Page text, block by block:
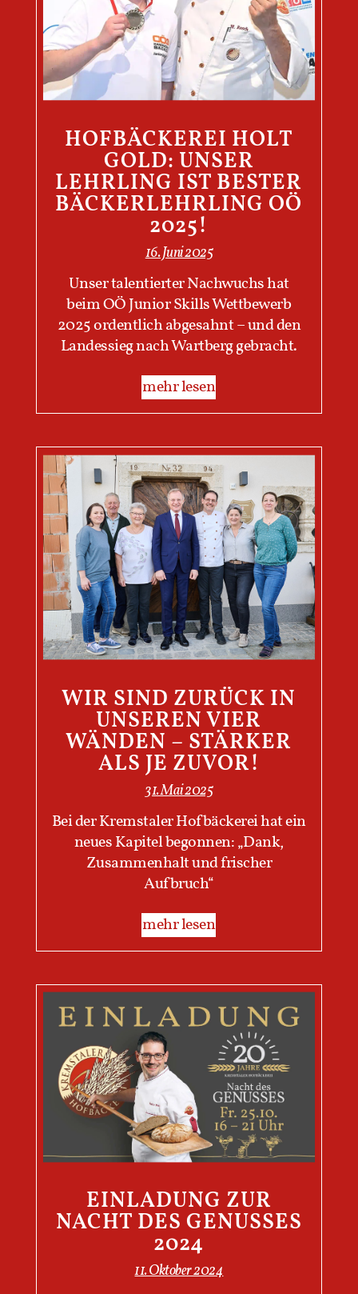
HOFBÄCKEREI HOLT
GOLD: UNSER
LEHRLING IST BESTER
BÄCKERLEHRLING OÖ
2025!
16. Juni 2025
Unser talentierter Nachwuchs hat
beim OÖ Junior Skills Wettbewerb
2025 ordentlich abgesahnt – und den
Landessieg nach Wartberg gebracht.
mehr lesen
WIR SIND ZURÜCK IN
UNSEREN VIER
WÄNDEN – STÄRKER
ALS JE ZUVOR!
31. Mai 2025
Bei der Kremstaler Hofbäckerei hat ein
neues Kapitel begonnen: „Dank,
Zusammenhalt und frischer
Aufbruch“
mehr lesen
EINLADUNG ZUR
NACHT DES GENUSSES
2024
11. Oktober 2024